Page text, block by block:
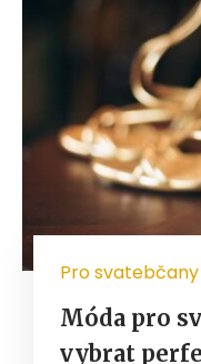
Pro svatebčany
Móda pro
vybrat